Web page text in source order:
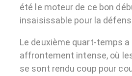
été le moteur de ce bon
insaisissable pour la
Le deuxième quart-temps a
affrontement intense, où
se sont rendu coup pour